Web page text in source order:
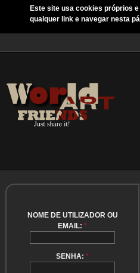
Este site usa cookies próprios
qualquer link e navegar nesta
NOME DE UTILIZADOR OU
EMAIL: *
SENHA: *